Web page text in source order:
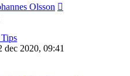
Olsson
dec 2020, 09:41